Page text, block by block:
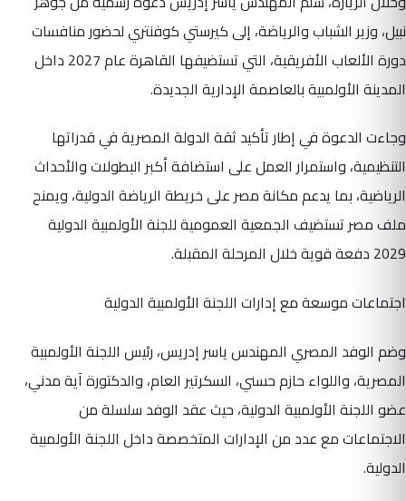
نبيل، وزير الشباب والرياضة، إلى كيرستي كوفنتري لحضور منافسات
دورة الألعاب الأفريقية، التي تستضيفها القاهرة عام 2027 داخل
المدينة الأولمبية بالعاصمة الإدارية الجديدة.
وجاءت الدعوة في إطار تأكيد ثقة الدولة المصرية في قدراتها
التنظيمية، واستمرار العمل على استضافة أكبر البطولات والأحداث
الرياضية، بما يدعم مكانة مصر على خريطة الرياضة الدولية، ويمنح
ملف مصر تستضيف الجمعية العمومية للجنة الأولمبية الدولية
2029 دفعة قوية خلال المرحلة المقبلة.
اجتماعات موسعة مع إدارات اللجنة الأولمبية الدولية
وضم الوفد المصري المهندس ياسر إدريس، رئيس اللجنة الأولمبية
المصرية، واللواء حازم حسني، السكرتير العام، والدكتورة آية مدني،
عضو اللجنة الأولمبية الدولية، حيث عقد الوفد سلسلة من
الاجتماعات مع عدد من الإدارات المتخصصة داخل اللجنة الأولمبية
الدولية.